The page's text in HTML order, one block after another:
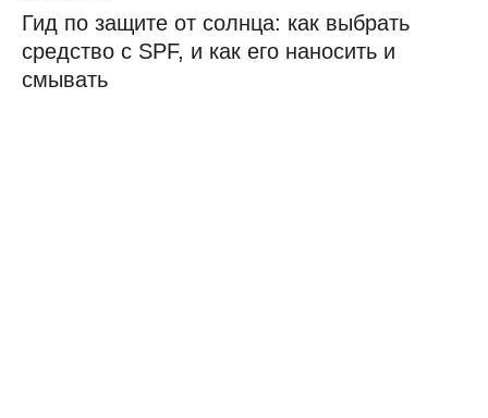
Гид по защите от солнца: как выбрать
средство с SPF, и как его наносить и
смывать